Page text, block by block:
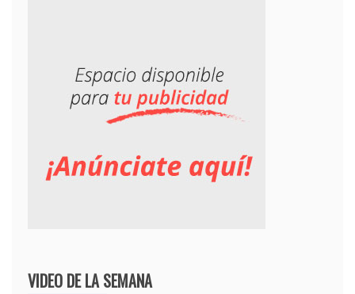
VIDEO DE LA SEMANA